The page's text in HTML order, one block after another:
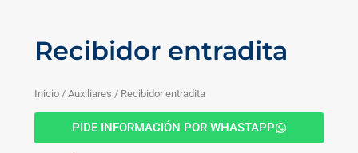
Recibidor entradita
Inicio / Auxiliares / Recibidor entradita
PIDE INFORMACIÓN POR WHASTAPP